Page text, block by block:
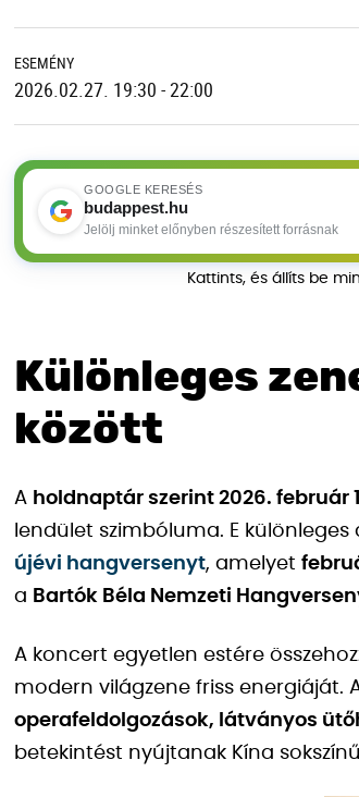
ESEMÉNY
2026.02.27. 19:30 - 22:00
GOOGLE KERESÉS
budappest.hu
Jelölj minket előnyben részesített forrásnak
Kattints, és állíts be
Különleges
között
A holdnaptár szerint 2026. február
lendület szimbóluma. E különleges
újévi hangversenyt, amelyet
a Bartók Béla Nemzeti
A koncert egyetlen estére
modern világzene friss energiáját.
operafeldolgozások, látványos
betekintést nyújtanak Kína